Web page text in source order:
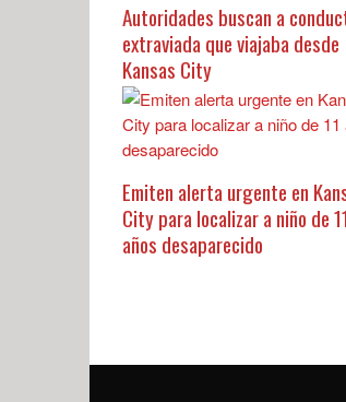
Autoridades buscan a
extraviada que viajaba desde
Kansas City
Emiten alerta urgente en
City para localizar a niño de 11
años desaparecido